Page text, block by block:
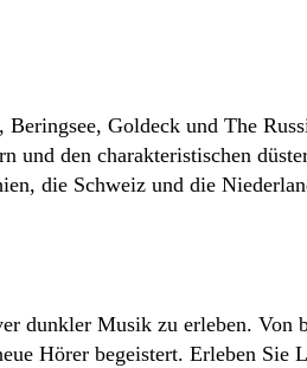
Goldeck und The
und den charakteristischen
die Schweiz und die
dunkler Musik zu erleben. Von
Hörer begeistert. Erleben Sie